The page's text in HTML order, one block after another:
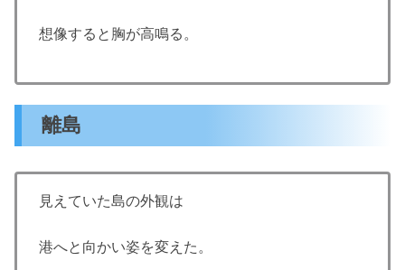
想像すると胸が高鳴る。
離島
見えていた島の外観は
港へと向かい姿を変えた。